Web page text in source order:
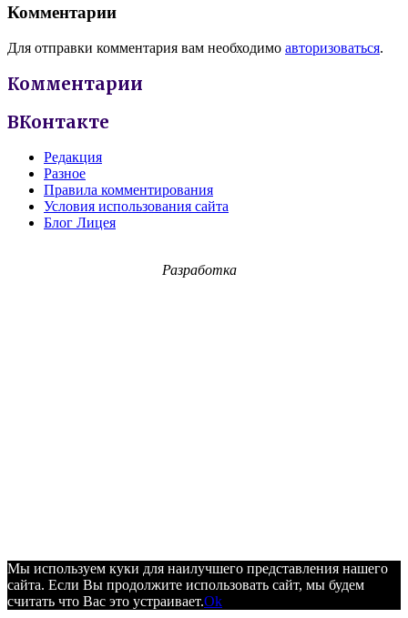
Комментарии
Для отправки комментария вам необходимо авторизоваться.
Комментарии
ВКонтакте
Редакция
Разное
Правила комментирования
Условия использования сайта
Блог Лицея
Разработка
Мы используем куки для наилучшего представления нашего
сайта. Если Вы продолжите использовать сайт, мы будем
считать что Вас это устраивает.Ok